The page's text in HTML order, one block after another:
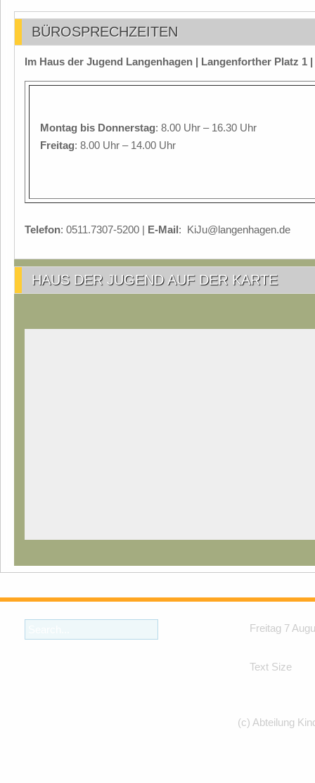
BÜROSPRECHZEITEN
Im Haus der Jugend Langenhagen | Langenforther Platz 1
Montag bis Donnerstag: 8.00 Uhr – 16.30 Uhr
Freitag: 8.00 Uhr – 14.00 Uhr
Telefon: 0511.7307-5200 | E-Mail: KiJu@langenhagen.de
HAUS DER JUGEND AUF DER KARTE
Freitag 7
Text Size
(c) Abteilung